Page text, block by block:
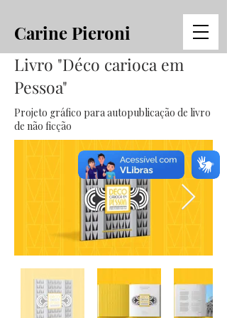
Carine Pieroni
Livro "Déco carioca em
Pessoa"
Projeto gráfico para autopublicação de livro
de não ficção